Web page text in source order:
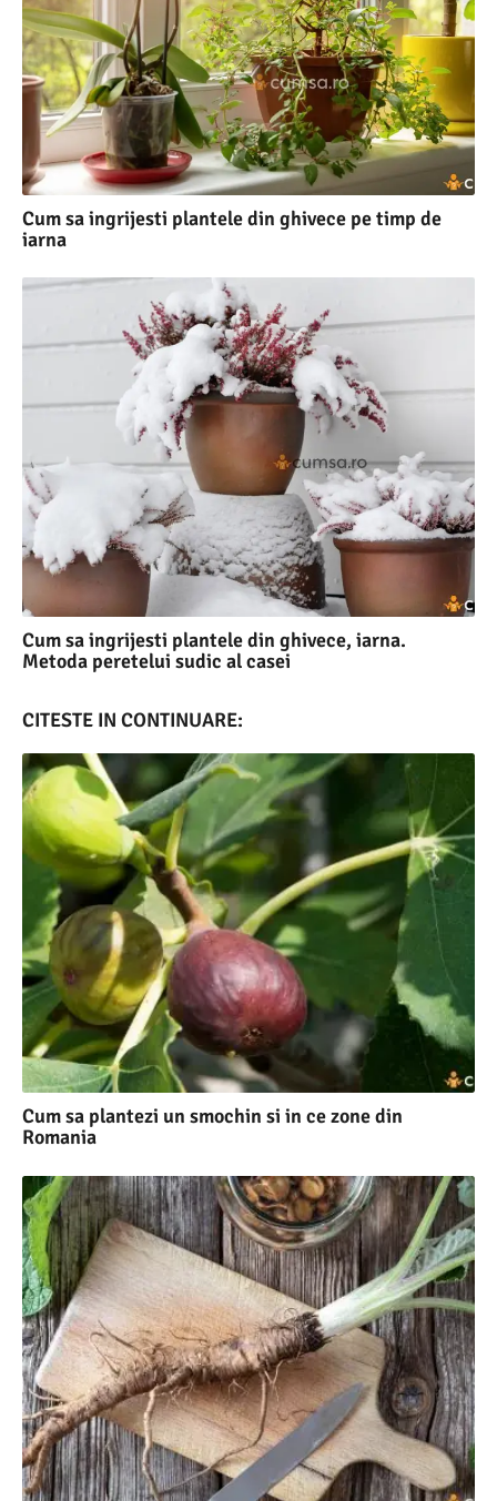
Cum sa ingrijesti plantele din ghivece pe timp de
iarna
Cum sa ingrijesti plantele din ghivece, iarna.
Metoda peretelui sudic al casei
CITESTE IN CONTINUARE:
Cum sa plantezi un smochin si in ce zone din
Romania